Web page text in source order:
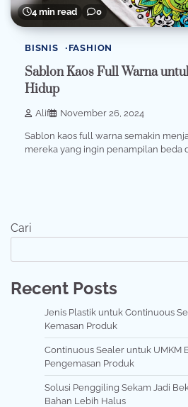
4 min read 0
BISNIS FASHION
Sablon Kaos Full Warna
Hidup
Alif November 26, 2024
Sablon kaos full warna semakin
mereka yang ingin penampilan beda
Cari
Recent Posts
Jenis Plastik untuk Continuous
Kemasan Produk
Continuous Sealer untuk UMKM
Pengemasan Produk
Solusi Penggiling Sekam Jadi
Bahan Lebih Halus